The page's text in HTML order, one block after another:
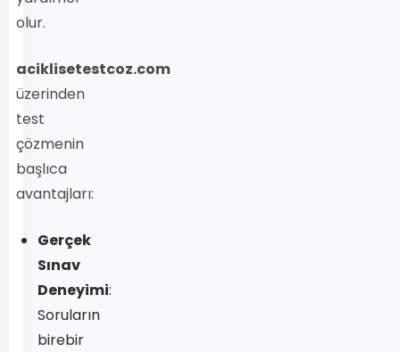
olur.
aciklisetestcoz.com
üzerinden
test
çözmenin
başlıca
avantajları:
Gerçek
Sınav
Deneyimi:
Soruların
birebir